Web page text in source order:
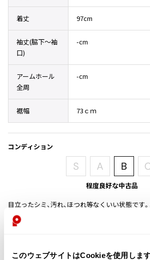
このウェブサイトはCookieを使用しま
Yohji Yamamoto POUR HOMME
ヨウジヤマモト プールオム
Y's
Y's for men
ワイズフォーメン
LIMI feu
ブーツ・シューズ
スニーカー
その他アクセサリー
メガネ・サングラス
スニーカー・サンダル
その他のアクセサリー
メガネ・サングラス
2026.07.16
Denim
着丈 97cm
袖丈(脇下〜袖
口)
-cm
アームホール
全周
-cm
裾幅 73ｃｍ
コンディション
程度良好な中古品
目立ったシミ、汚れ、ほつれ等なくいい状態です